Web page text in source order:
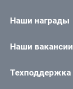
Наши награды
Наши вакансии
Техподдержка